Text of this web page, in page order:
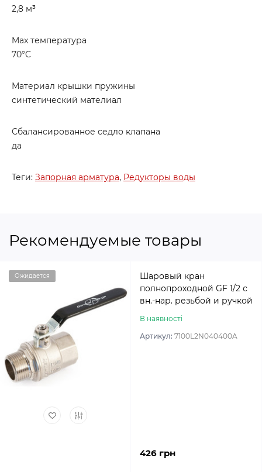
2,8 м³
Max температура
70°C
Материал крышки пружины
синтетический мателиал
Сбалансированное седло клапана
да
Теги: Запорная арматура, Редукторы воды
Рекомендуемые товары
Ожидается
Шаровый кран
полнопроходной GF 1/2 с
вн.-нар. резьбой и ручкой
В наявності
Артикул: 7100L2N040400A
426 грн